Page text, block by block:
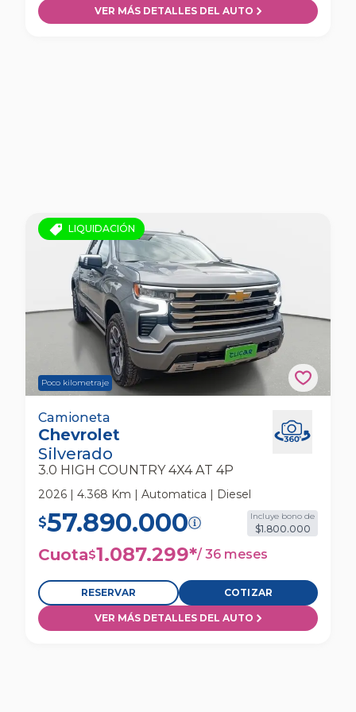
VER MÁS DETALLES DEL AUTO
LIQUIDACIÓN
Poco kilometraje
Chevrolet Silverado 3.0 High Country 4x4 At
4p Camioneta
Camioneta
Chevrolet
Silverado
3.0 HIGH COUNTRY 4X4 AT 4P
2026 | 4.368 Km | Automatica | Diesel
$57.890.000 Incluye bono de
$1.800.000
Cuota$1.087.299*/ 36 meses
RESERVAR COTIZAR
VER MÁS DETALLES DEL AUTO